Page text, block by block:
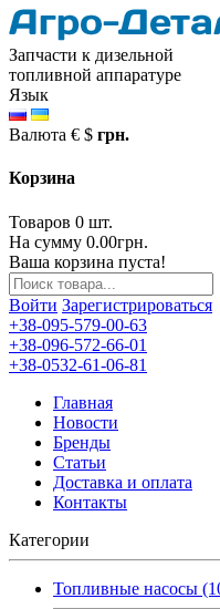
Запчасти к дизельной
топливной аппаратуре
Язык
Валюта € $ грн.
Корзина
Товаров 0 шт.
На сумму 0.00грн.
Ваша корзина пуста!
Войти Зарегистрироваться
+38-095-579-00-63
+38-096-572-66-01
+38-0532-61-06-81
Главная
Новости
Бренды
Статьи
Доставка и оплата
Контакты
Категории
Топливные насосы